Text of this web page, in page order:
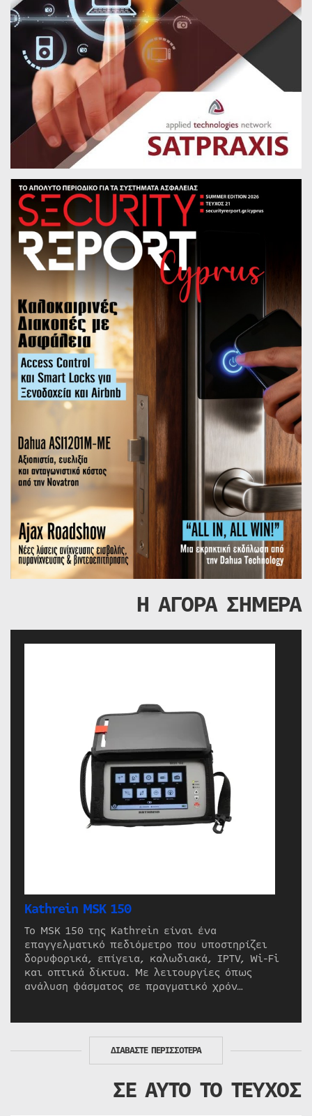
Η ΑΓΟΡΑ ΣΗΜΕΡΑ
Kathrein MSK 150
Το MSK 150 της Kathrein είναι ένα
επαγγελματικό πεδιόμετρο που υποστηρίζει
δορυφορικά, επίγεια, καλωδιακά, IPTV, Wi-Fi
και οπτικά δίκτυα. Με λειτουργίες όπως
ανάλυση φάσματος σε πραγματικό χρόν…
ΔΙΑΒΑΣΤΕ ΠΕΡΙΣΣΟΤΕΡΑ
ΣΕ ΑΥΤΟ ΤΟ ΤΕΥΧΟΣ